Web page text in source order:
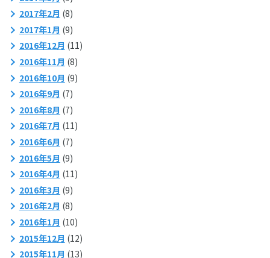
2017年2月 (8)
2017年1月 (9)
2016年12月 (11)
2016年11月 (8)
2016年10月 (9)
2016年9月 (7)
2016年8月 (7)
2016年7月 (11)
2016年6月 (7)
2016年5月 (9)
2016年4月 (11)
2016年3月 (9)
2016年2月 (8)
2016年1月 (10)
2015年12月 (12)
2015年11月 (13)